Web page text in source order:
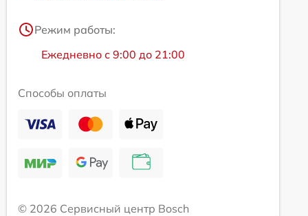
Режим работы:
Ежедневно с 9:00 до 21:00
Способы оплаты
© 2026 Сервисный центр Bosch